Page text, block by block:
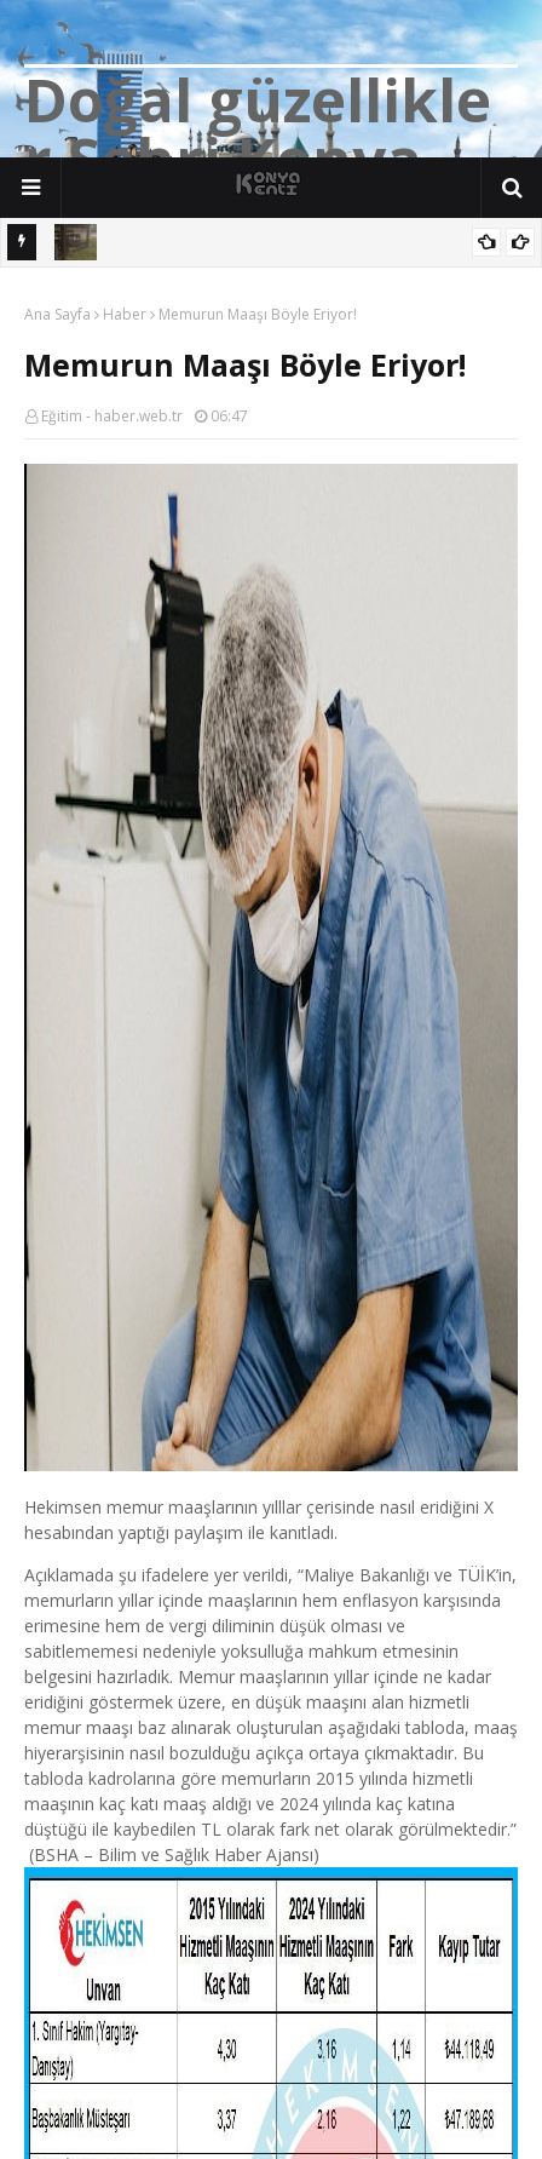
Doğalgüzellikle
rŞehriKonya
Ana Sayfa Haber Memurun Maaşı Böyle Eriyor!
Memurun Maaşı Böyle Eriyor!
Eğitim - haber.web.tr 06:47
Hekimsen memur maaşlarının yılllar çerisinde nasıl eridiğini X
hesabından yaptığı paylaşım ile kanıtladı.
Açıklamada şu ifadelere yer verildi, “Maliye Bakanlığı ve TÜİK’in,
memurların yıllar içinde maaşlarının hem enflasyon karşısında
erimesine hem de vergi diliminin düşük olması ve
sabitlememesi nedeniyle yoksulluğa mahkum etmesinin
belgesini hazırladık. Memur maaşlarının yıllar içinde ne kadar
eridiğini göstermek üzere, en düşük maaşını alan hizmetli
memur maaşı baz alınarak oluşturulan aşağıdaki tabloda, maaş
hiyerarşisinin nasıl bozulduğu açıkça ortaya çıkmaktadır. Bu
tabloda kadrolarına göre memurların 2015 yılında hizmetli
maaşının kaç katı maaş aldığı ve 2024 yılında kaç katına
düştüğü ile kaybedilen TL olarak fark net olarak görülmektedir.”
(BSHA – Bilim ve Sağlık Haber Ajansı)